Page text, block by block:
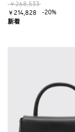
￥268,533
￥214,828
-20%